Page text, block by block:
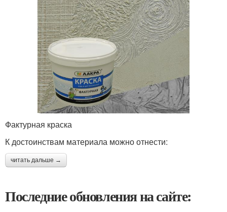
Фактурная краска
К достоинствам материала можно отнести:
читать дальше →
Последние обновления на сайте: